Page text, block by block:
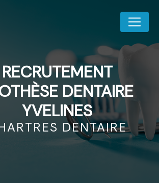
RECRUTEMENT
DENTAIRE
YVELINES
DENTAIRE